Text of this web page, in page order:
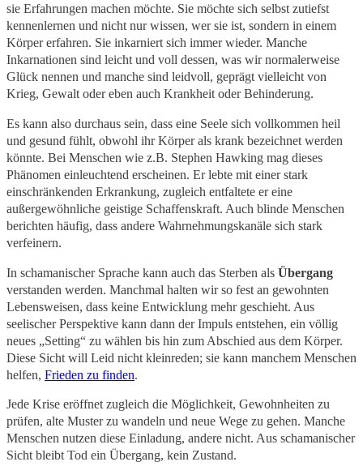
sie Erfahrungen machen möchte. Sie möchte sich selbst zutiefst
kennenlernen und nicht nur wissen, wer sie ist, sondern in einem
Körper erfahren. Sie inkarniert sich immer wieder. Manche
Inkarnationen sind leicht und voll dessen, was wir normalerweise
Glück nennen und manche sind leidvoll, geprägt vielleicht von
Krieg, Gewalt oder eben auch Krankheit oder Behinderung.
Es kann also durchaus sein, dass eine Seele sich vollkommen heil
und gesund fühlt, obwohl ihr Körper als krank bezeichnet werden
könnte. Bei Menschen wie z.B. Stephen Hawking mag dieses
Phänomen einleuchtend erscheinen. Er lebte mit einer stark
einschränkenden Erkrankung, zugleich entfaltete er eine
außergewöhnliche geistige Schaffenskraft. Auch blinde Menschen
berichten häufig, dass andere Wahrnehmungskanäle sich stark
verfeinern.
In schamanischer Sprache kann auch das Sterben als Übergang
verstanden werden. Manchmal halten wir so fest an gewohnten
Lebensweisen, dass keine Entwicklung mehr geschieht. Aus
seelischer Perspektive kann dann der Impuls entstehen, ein völlig
neues „Setting“ zu wählen bis hin zum Abschied aus dem Körper.
Diese Sicht will Leid nicht kleinreden; sie kann manchem Menschen
helfen, Frieden zu finden.
Jede Krise eröffnet zugleich die Möglichkeit, Gewohnheiten zu
prüfen, alte Muster zu wandeln und neue Wege zu gehen. Manche
Menschen nutzen diese Einladung, andere nicht. Aus schamanischer
Sicht bleibt Tod ein Übergang, kein Zustand.